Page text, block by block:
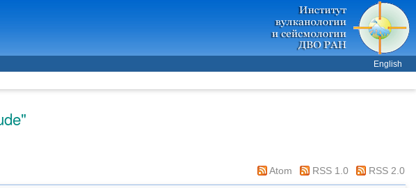
English
"
Atom RSS 1.0 RSS 2.0